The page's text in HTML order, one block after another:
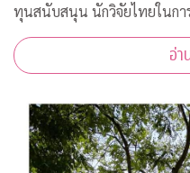
ทุนสนับสนุน นักวิจัยไทยในก
ต้านโควิด-19*
อ่า